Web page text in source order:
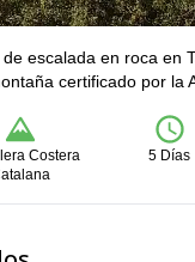
escalada en roca en
certificado por la
Costera
5 Días